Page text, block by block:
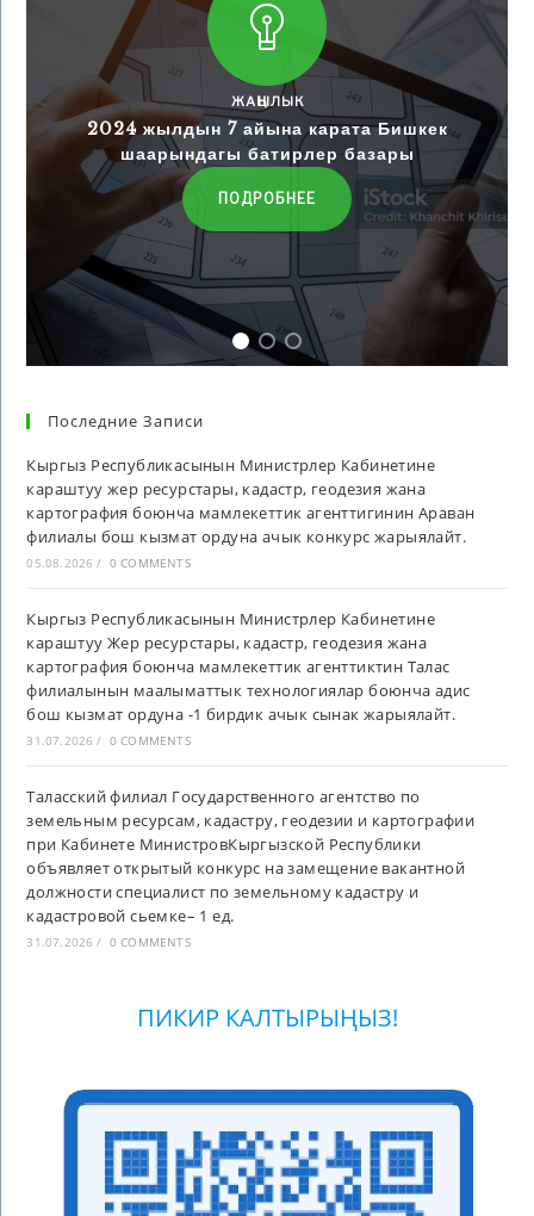
ЖАҢЫЛЫК
2024 жылдын 7 айына карата Бишкек
шаарындагы батирлер базары
ПОДРОБНЕЕ
Последние Записи
Кыргыз Республикасынын Министрлер Кабинетине
караштуу жер ресурстары, кадастр, геодезия жана
картография боюнча мамлекеттик агенттигинин Араван
филиалы бош кызмат ордуна ачык конкурс жарыялайт.
05.08.2026 / 0 COMMENTS
Кыргыз Республикасынын Министрлер Кабинетине
караштуу Жер ресурстары, кадастр, геодезия жана
картография боюнча мамлекеттик агенттиктин Талас
филиалынын маалыматтык технологиялар боюнча адис
бош кызмат ордуна -1 бирдик ачык сынак жарыялайт.
31.07.2026 / 0 COMMENTS
Таласский филиал Государственного агентство по
земельным ресурсам, кадастру, геодезии и картографии
при Кабинете МинистровКыргызской Республики
объявляет открытый конкурс на замещение вакантной
должности специалист по земельному кадастру и
кадастровой сьемке– 1 ед.
31.07.2026 / 0 COMMENTS
ПИКИР КАЛТЫРЫҢЫЗ!